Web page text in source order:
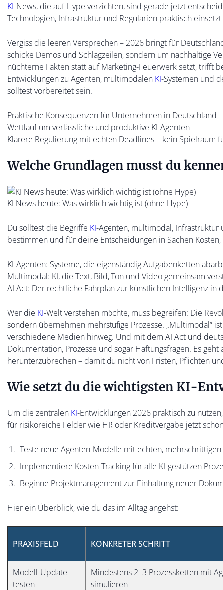
KI-News, die auf Hype verzichten, sind gerade jetzt
Technologien, Infrastruktur und Regularien praktisch
Vergiss die leeren Versprechen – 2026 bringt für
schicke Demos und Schlagzeilen, sondern um nachhaltige
nüchterne Fakten statt auf Marketing-Feuerwerk setzt, trifft
Entwicklungen zu Agenten, multimodalen KI-Systemen und
solltest vorbereitet sein.
Praktische Konsequenzen für Unternehmen in Deutschland
Wettlauf um verlässliche und produktive KI-Agenten
Klarere Regulierung mit echten Deadlines – kein Spielraum
Welche Grundlagen musst du
KI News heute: Was wirklich wichtig ist (ohne Hype)
Du solltest die Begriffe KI-Agenten, multimodal, Infrastruktur
bestimmen und für deine Entscheidungen in Sachen
KI-Agenten: Systeme, die eigenständig Aufgabenketten
Multimodal: KI, die Text, Bild, Ton und Video gemeinsam
AI Act: Der rechtliche Fahrplan zur künstlichen Intelligenz in
Wer die KI-Welt verstehen möchte, muss begreifen: Die
sondern übernehmen mehrstufige Prozesse. „Multimodal“
verschiedene Medien hinweg. Und mit dem AI Act und
Dokumentation, Prozesse und sogar Haftungsfragen. Es
herunterzubrechen – damit du nicht von Fristen, Pflichten
Wie setzt du die wichtigsten KI-
Um die zentralen KI-Entwicklungen 2026 praktisch zu
für risikoreiche Felder wie HR oder Kreditvergabe jetzt
Teste neue Agenten-Modelle mit echten,
Implementiere Kosten-Tracking für alle KI-gestützen
Beginne Projektmanagement zur Einhaltung neuer
Hier ein Überblick, wie du das im Alltag angehst:
PRAXISFELD KONKRETER SCHRITT
Modell-Update
testen
Mindestens 2–3 Prozessketten mit
simulieren